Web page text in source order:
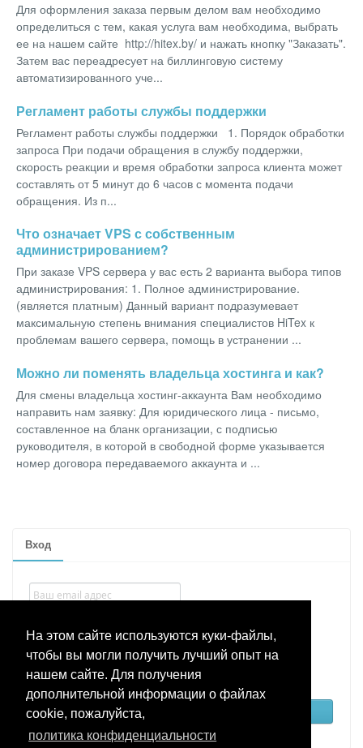
На этом сайте используются куки-файлы,
чтобы вы могли получить лучший опыт на
нашем сайте. Для получения
дополнительной информации о файлах
cookie, пожалуйста,
политика конфиденциальности
Вход
Запомнить меня
Забыли пароль
Для оформления заказа первым делом вам необходимо
определиться с тем, какая услуга вам необходима, выбрать
ее на нашем сайте http://hitex.by/ и нажать кнопку "Заказать".
Затем вас переадресует на биллинговую систему
автоматизированного уче...
Регламент работы службы поддержки
Регламент работы службы поддержки 1. Порядок обработки
запроса При подачи обращения в службу поддержки,
скорость реакции и время обработки запроса клиента может
составлять от 5 минут до 6 часов с момента подачи
обращения. Из п...
Что означает VPS с собственным
администрированием?
При заказе VPS сервера у вас есть 2 варианта выбора типов
администрирования: 1. Полное администрирование.
(является платным) Данный вариант подразумевает
максимальную степень внимания специалистов HiTex к
проблемам вашего сервера, помощь в устранении ...
Можно ли поменять владельца хостинга и как?
Для смены владельца хостинг-аккаунта Вам необходимо
направить нам заявку: Для юридического лица - письмо,
составленное на бланк организации, с подписью
руководителя, в которой в свободной форме указывается
номер договора передаваемого аккаунта и ...